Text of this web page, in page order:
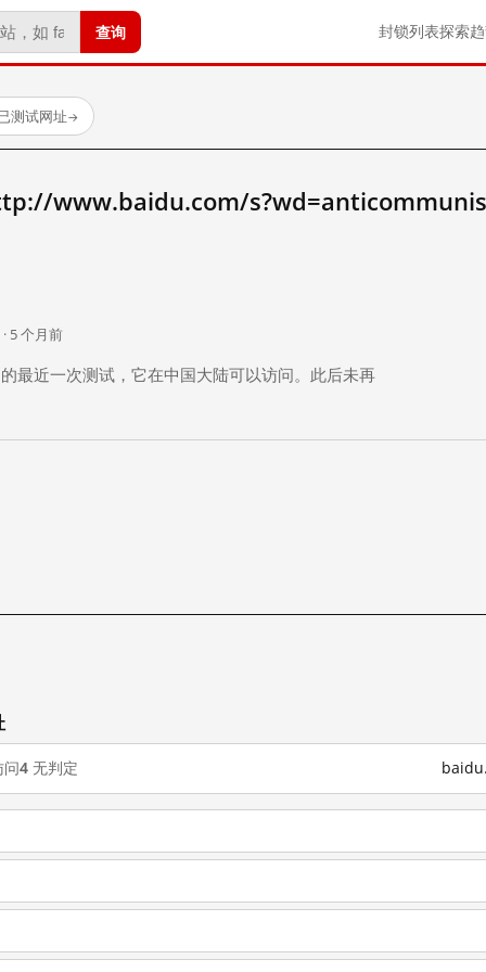
查询 封锁列表探索
测试网址→
www.baidu.com/
5 个月前
最近一次测试，它在中国大陆可以访问。此后未再
问4 无判定